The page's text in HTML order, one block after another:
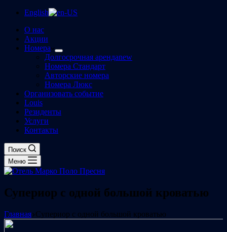
English
О нас
Акции
Номера
Долгосрочная арендаnew
Номера Стандарт
Авторские номера
Номера Люкс
Организовать событие
Louis
Резиденты
Услуги
Контакты
Поиск
Меню
Супериор с одной большой кроватью
Главная Супериор с одной большой кроватью